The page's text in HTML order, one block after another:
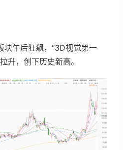
块午后狂飙，“3D视觉第一
升，创下历史新高。